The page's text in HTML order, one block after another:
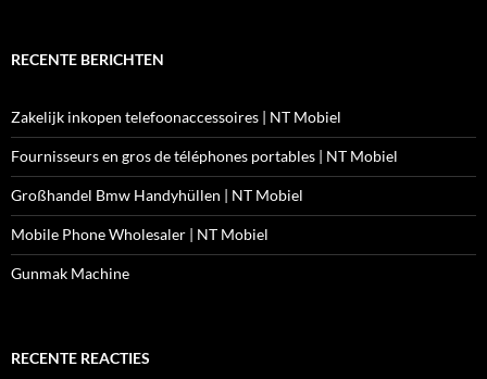
RECENTE BERICHTEN
Zakelijk inkopen telefoonaccessoires | NT Mobiel
Fournisseurs en gros de téléphones portables | NT Mobiel
Großhandel Bmw Handyhüllen | NT Mobiel
Mobile Phone Wholesaler | NT Mobiel
Gunmak Machine
RECENTE REACTIES